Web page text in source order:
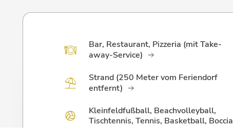
Bar, Restaurant, Pizzeria (mit Take-
away-Service)
Strand (250 Meter vom Feriendorf
entfernt)
Kleinfeldfußball, Beachvolleyball,
Tischtennis, Tennis, Basketball, Boccia